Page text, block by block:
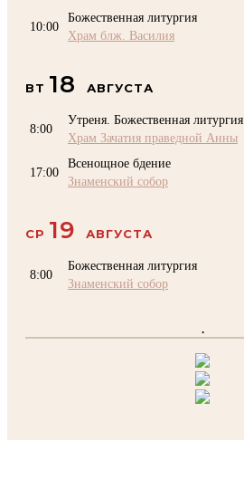
10:00
Божественная литургия
Храм блж. Василия
ВТ 18 АВГУСТА
8:00
Утреня. Божественная литургия
Храм Зачатия праведной Анны
17:00
Всенощное бдение
Знаменский собор
СР 19 АВГУСТА
8:00
Божественная литургия
Знаменский собор
.